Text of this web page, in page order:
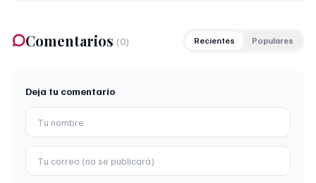
Comentarios (0) Recientes Populares
Deja tu comentario